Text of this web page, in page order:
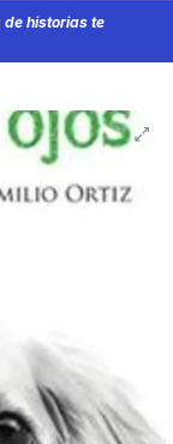
de historias te